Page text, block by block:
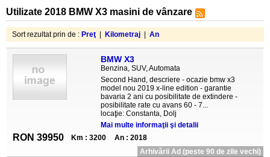
Utilizate 2018 BMW X3 masini de vânzare
Sort rezultat prin de : Preţ Kilometraj An
BMW X3
Benzina, SUV, Automata
Second Hand, descriere - ocazie bmw x3
model nou 2019 x-line edition - garantie
bavaria 2 ani cu posibilitate de extindere -
posibilitate rate cu avans 60 - 7...
locaţie: Constanta, Dolj
Mai multe informaţii şi detalii
RON 39950 Km : 3200
An : 2018
Arhivării Ad (peste 90 de zile vechi)